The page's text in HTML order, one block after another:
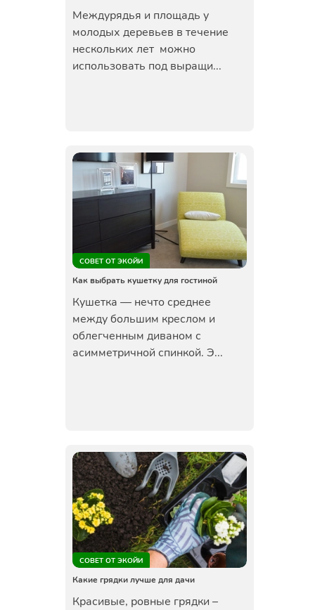
Междурядья и площадь у
молодых деревьев в течение
нескольких лет можно
использовать под выращи...
СОВЕТ ОТ ЭКОЙИ
Как выбрать кушетку для гостиной
Кушетка — нечто среднее
между большим креслом и
облегченным диваном с
асимметричной спинкой. Э...
СОВЕТ ОТ ЭКОЙИ
Какие грядки лучше для дачи
Красивые, ровные грядки –